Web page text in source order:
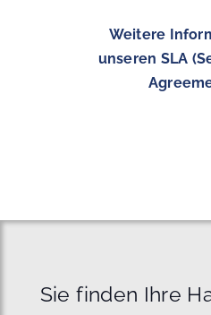
Weitere
unseren SLA
Sie finden Ihre